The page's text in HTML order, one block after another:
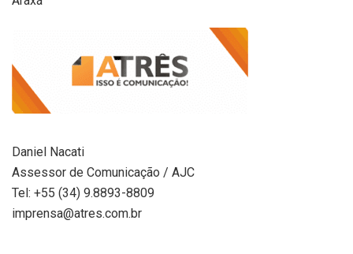
Daniel Nacati
Assessor de Comunicação / AJC
Tel: +55 (34) 9.8893-8809
imprensa@atres.com.br